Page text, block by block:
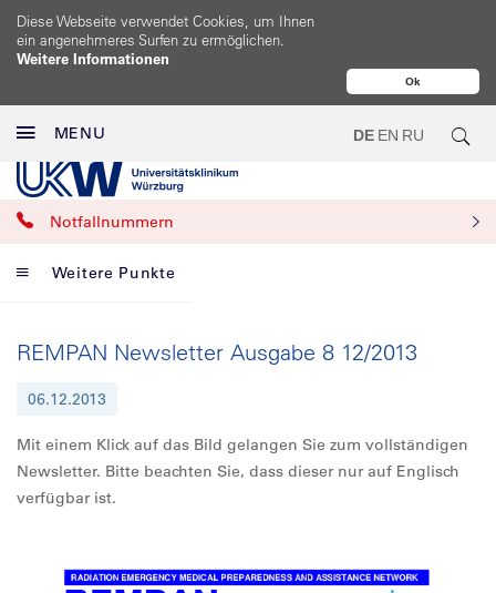
Ok
Diese Webseite verwendet Cookies, um Ihnen
ein angenehmeres Surfen zu ermöglichen.
Weitere Informationen
MENU DE EN RU
Notfallnummern
Weitere Punkte
REMPAN Newsletter Ausgabe 8 12/2013
06.12.2013
Mit einem Klick auf das Bild gelangen Sie zum vollständigen
Newsletter. Bitte beachten Sie, dass dieser nur auf Englisch
verfügbar ist.